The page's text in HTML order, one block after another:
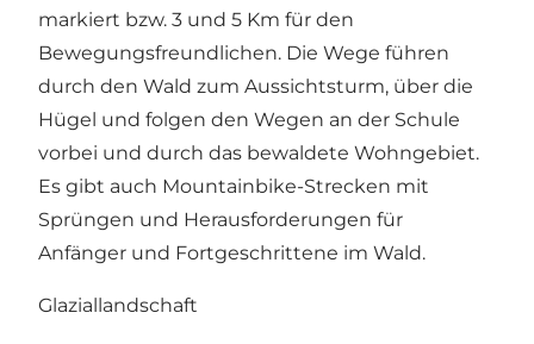
markiert bzw. 3 und 5 Km für den
Bewegungsfreundlichen. Die Wege führen
durch den Wald zum Aussichtsturm, über die
Hügel und folgen den Wegen an der Schule
vorbei und durch das bewaldete Wohngebiet.
Es gibt auch Mountainbike-Strecken mit
Sprüngen und Herausforderungen für
Anfänger und Fortgeschrittene im Wald.
Glaziallandschaft